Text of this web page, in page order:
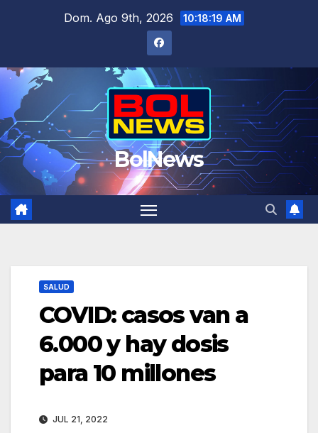
Dom. Ago 9th, 2026 10:18:20 AM
BolNews
SALUD
COVID: casos van a
6.000 y hay dosis
para 10 millones
JUL 21, 2022